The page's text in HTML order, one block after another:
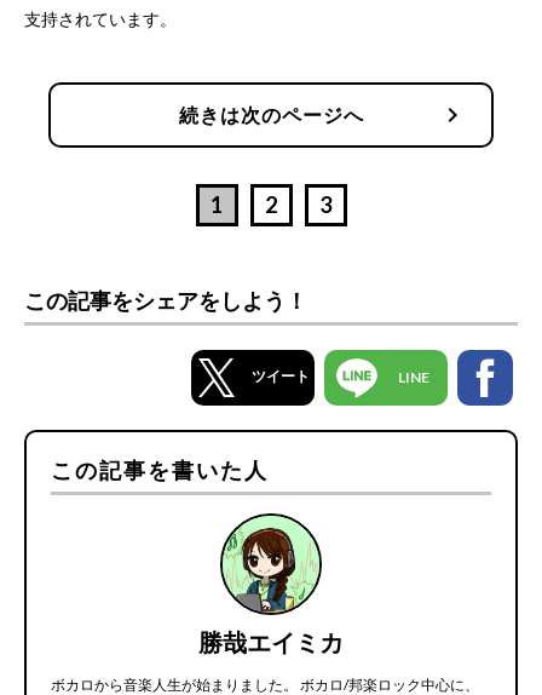
支持されています。
続きは次のページへ chevron_right
1 2 3
この記事をシェアをしよう！
ツイート LINE
この記事を書いた人
勝哉エイミカ
ボカロから音楽人生が始まりました。 ボカロ/邦楽ロック中心に、